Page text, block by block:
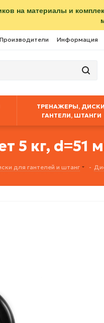
на материалы и
Производители Информация
ТРЕНАЖЕРЫ,
ГАНТЕЛИ, ШТАНГИ
5 кг, d=51
для гантелей и штанг -